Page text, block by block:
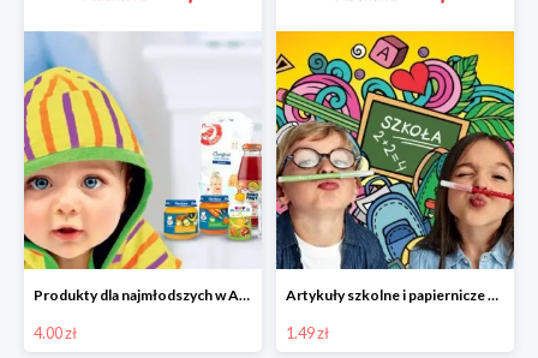
Produkty dla najmłodszych w Auchan Direct od 4 zł
4.00 zł
Artykuły szkolne i papiernicze w Auchan Direct od 1,49 zł
1.49 zł